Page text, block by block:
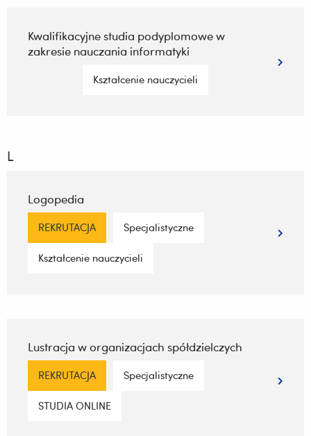
Kwalifikacyjne studia podyplomowe w
zakresie nauczania informatyki
Kształcenie nauczycieli
L
Logopedia
REKRUTACJA Specjalistyczne
Kształcenie nauczycieli
Lustracja w organizacjach spółdzielczych
REKRUTACJA Specjalistyczne
STUDIA ONLINE